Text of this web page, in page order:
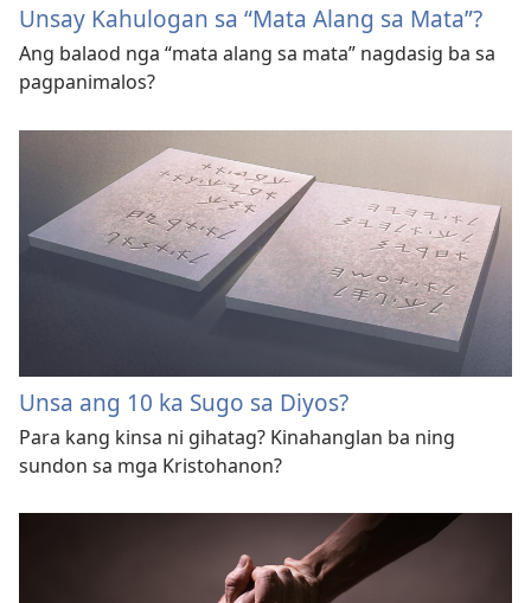
Unsay Kahulogan sa “Mata Alang sa Mata”?
Ang balaod nga “mata alang sa mata” nagdasig ba sa
pagpanimalos?
Unsa ang 10 ka Sugo sa Diyos?
Para kang kinsa ni gihatag? Kinahanglan ba ning
sundon sa mga Kristohanon?